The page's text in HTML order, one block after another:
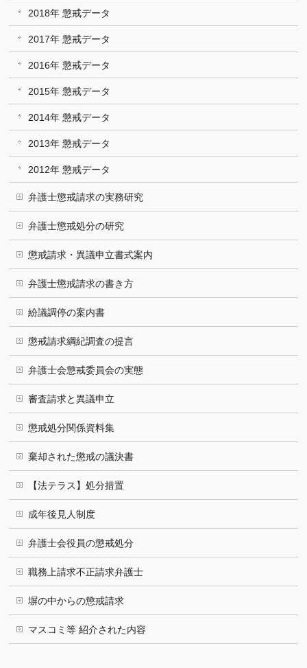
2018年 懲戒データ
2017年 懲戒データ
2016年 懲戒データ
2015年 懲戒データ
2014年 懲戒データ
2013年 懲戒データ
2012年 懲戒データ
弁護士懲戒請求の実務研究
弁護士懲戒処分の研究
懲戒請求・異議申立書式案内
弁護士懲戒請求の書き方
紛議調停の案内書
懲戒請求綱紀調査の提言
弁護士会懲戒委員会の実態
審査請求と異議申立
懲戒処分関係資料集
棄却された懲戒の議決書
【法テラス】処分措置
成年後見人制度
弁護士会役員の懲戒処分
職務上請求不正請求弁護士
塀の中からの懲戒請求
マスコミ等 紹介された内容